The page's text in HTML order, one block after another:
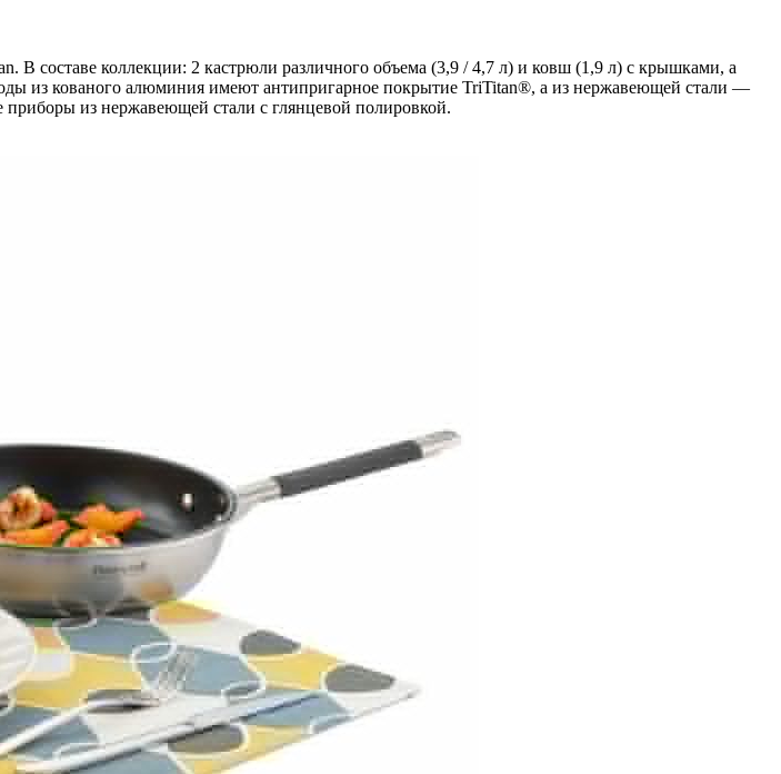
В составе коллекции: 2 кастрюли различного объема (3,9 / 4,7 л) и ковш (1,9 л) с крышками, а
из кованого алюминия имеют антипригарное покрытие TriTitan®, а из нержавеющей стали —
из нержавеющей стали с глянцевой полировкой.